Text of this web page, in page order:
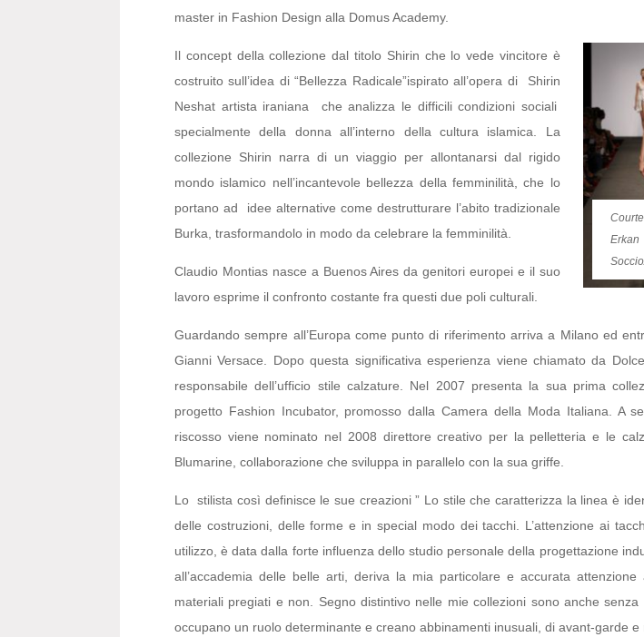
master in Fashion Design alla Domus Academy.
Il concept della collezione dal titolo Shirin che lo vede vincitore è
costruito sull’idea di “Bellezza Radicale”ispirato all’opera di Shirin
Neshat artista iraniana che analizza le difficili condizioni sociali
specialmente della donna all’interno della cultura islamica. La
collezione Shirin narra di un viaggio per allontanarsi dal rigido
mondo islamico nell’incantevole bellezza della femminilità, che lo
portano ad idee alternative come destrutturare l’abito tradizionale
Burka, trasformandolo in modo da celebrare la femminilità.
Claudio Montias nasce a Buenos Aires da genitori europei e il suo
lavoro esprime il confronto costante fra questi due poli culturali.
Guardando sempre all’Europa come punto di riferimento arriva a Milano ed
Gianni Versace. Dopo questa significativa esperienza viene chiamato da
responsabile dell’ufficio stile calzature. Nel 2007 presenta la sua prima
progetto Fashion Incubator, promosso dalla Camera della Moda Italiana. A
riscosso viene nominato nel 2008 direttore creativo per la pelletteria e le
Blumarine, collaborazione che sviluppa in parallelo con la sua griffe.
Lo stilista così definisce le sue creazioni ” Lo stile che caratterizza la linea è
delle costruzioni, delle forme e in special modo dei tacchi. L’attenzione ai
utilizzo, è data dalla forte influenza dello studio personale della progettazione
all’accademia delle belle arti, deriva la mia particolare e accurata attenzione
materiali pregiati e non. Segno distintivo nelle mie collezioni sono anche
occupano un ruolo determinante e creano abbinamenti inusuali, di avant-garde e